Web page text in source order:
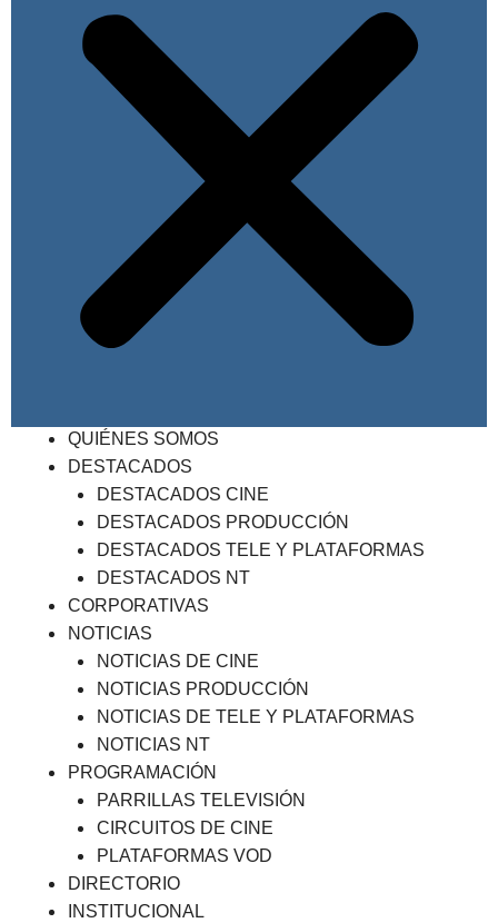
QUIÉNES SOMOS
DESTACADOS
DESTACADOS CINE
DESTACADOS PRODUCCIÓN
DESTACADOS TELE Y PLATAFORMAS
DESTACADOS NT
CORPORATIVAS
NOTICIAS
NOTICIAS DE CINE
NOTICIAS PRODUCCIÓN
NOTICIAS DE TELE Y PLATAFORMAS
NOTICIAS NT
PROGRAMACIÓN
PARRILLAS TELEVISIÓN
CIRCUITOS DE CINE
PLATAFORMAS VOD
DIRECTORIO
INSTITUCIONAL